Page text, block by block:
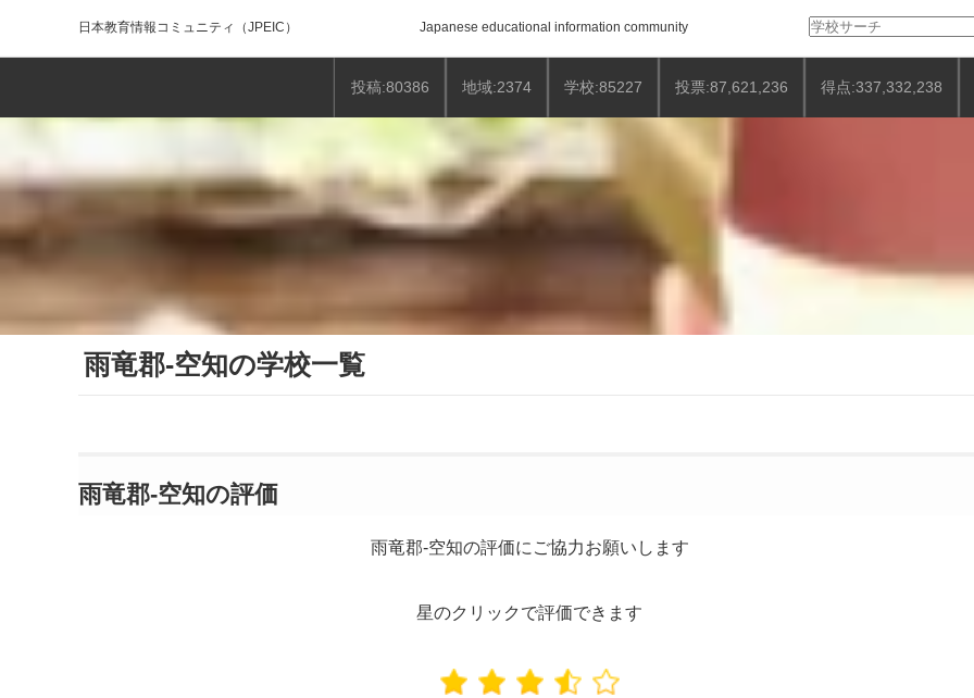
日本教育情報コミュニティ （JPEIC） Japanese educational information community
検
索:
投稿:80386 地域:2374 学校:85227 投票:87,621,236 得点:337,332,238
雨竜郡-空知の学校一覧
雨竜郡-空知の評価
雨竜郡-空知の評価にご協力お願いします
星のクリックで評価できます